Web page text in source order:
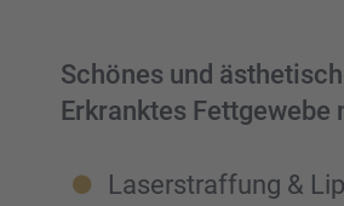
Schönes und
Erkrank­tes
Laser­straf­fung &